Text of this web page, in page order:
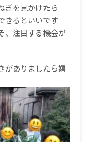
ぎを見かけたら
きるといいです
、注目する機会が
がありましたら嬉